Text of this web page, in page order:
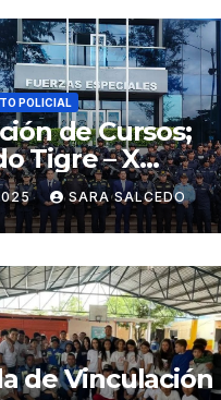
POLICIAL
de Cursos;
Tigre – X
y COPE XXXVI
SARA SALCEDO
de Vinculación